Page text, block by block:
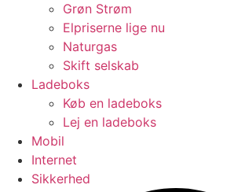
Grøn Strøm
Elpriserne lige nu
Naturgas
Skift selskab
Ladeboks
Køb en ladeboks
Lej en ladeboks
Mobil
Internet
Sikkerhed